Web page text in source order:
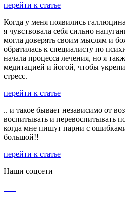
перейти к статье
Когда у меня появились
я чувствовала себя сильно
могла доверять своим мыслям и
обратилась к специалисту по
начала процесса лечения, но я
медитацией и йогой, чтобы
стресс.
перейти к статье
.. и такое бывает независимо от
воспитывать и перевоспитывать
когда мне пишут парни с
большой!!
перейти к статье
Наши соцсети